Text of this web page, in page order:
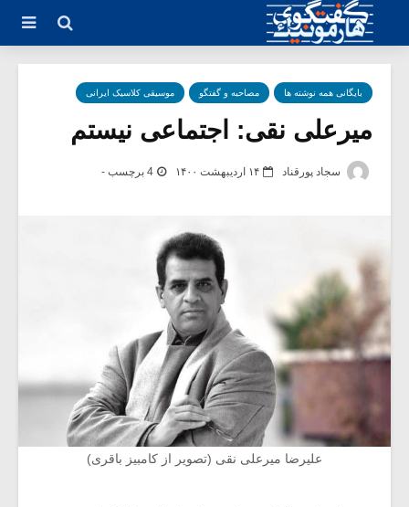
بایگانی همه نوشته ها مصاحبه و گفتگو موسیقی کلاسیک ایرانی
میرعلی نقی: اجتماعی نیستم
سجاد پورقناد ۱۴ اردیبهشت ۱۴۰۰ 4 برچسب -
علیرضا میرعلی نقی (تصویر از کامبیز باقری)